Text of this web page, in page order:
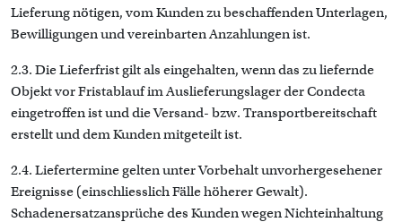
Lieferung nötigen, vom Kunden zu beschaffenden Unterlagen,
Bewilligungen und vereinbarten Anzahlungen ist.
2.3. Die Lieferfrist gilt als eingehalten, wenn das zu liefernde
Objekt vor Fristablauf im Auslieferungslager der Condecta
eingetroffen ist und die Versand- bzw. Transportbereitschaft
erstellt und dem Kunden mitgeteilt ist.
2.4. Liefertermine gelten unter Vorbehalt unvorhergesehener
Ereignisse (einschliesslich Fälle höherer Gewalt).
Schadenersatzansprüche des Kunden wegen Nichteinhaltung